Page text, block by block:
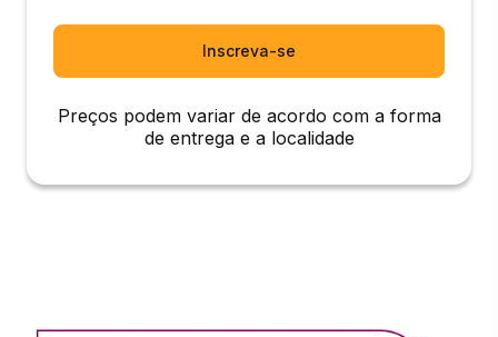
Inscreva-se
Preços podem variar de acordo com a forma
de entrega e a localidade